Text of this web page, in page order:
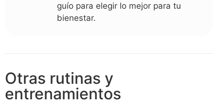
guío para elegir lo mejor para tu
bienestar.
Otras rutinas y
entrenamientos